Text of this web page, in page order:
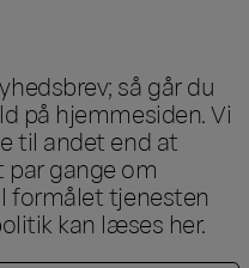
så går du
på hjemmesiden. Vi
til andet end at
par gange om
formålet tjenesten
kan læses her.